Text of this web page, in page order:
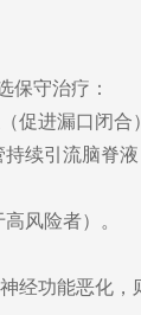
保守治疗：
促进漏口闭合
续引流脑脊
风险者）。
经功能恶化，